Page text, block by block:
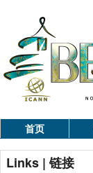
首页
Links | 链接